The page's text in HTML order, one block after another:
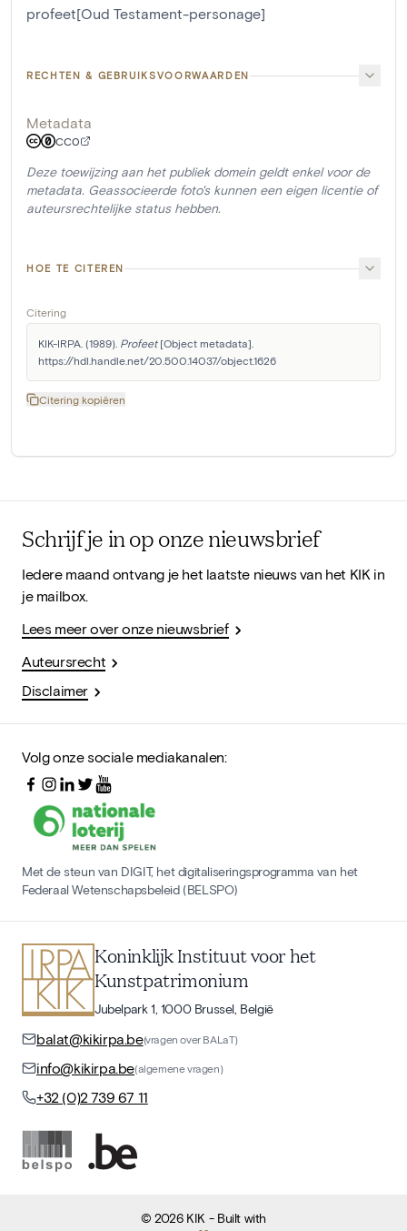
profeet[Oud Testament-personage]
RECHTEN & GEBRUIKSVOORWAARDEN
Metadata
CC0
Deze toewijzing aan het publiek domein geldt enkel voor de
metadata. Geassocieerde foto's kunnen een eigen licentie of
auteursrechtelijke status hebben.
HOE TE CITEREN
Citering
KIK-IRPA. (1989). Profeet [Object metadata].
https://hdl.handle.net/20.500.14037/object.1626
Citering kopiëren
Schrijf je in op onze nieuwsbrief
Iedere maand ontvang je het laatste nieuws van het KIK in
je mailbox.
Lees meer over onze nieuwsbrief
Auteursrecht
Disclaimer
Volg onze sociale mediakanalen:
Met de steun van DIGIT, het digitaliseringsprogramma van het
Federaal Wetenschapsbeleid (BELSPO)
Koninklijk Instituut voor het
Kunstpatrimonium
Jubelpark 1, 1000 Brussel, België
balat@kikirpa.be(vragen over BALaT)
info@kikirpa.be(algemene vragen)
+32 (0)2 739 67 11
©2026 KIK - Built with